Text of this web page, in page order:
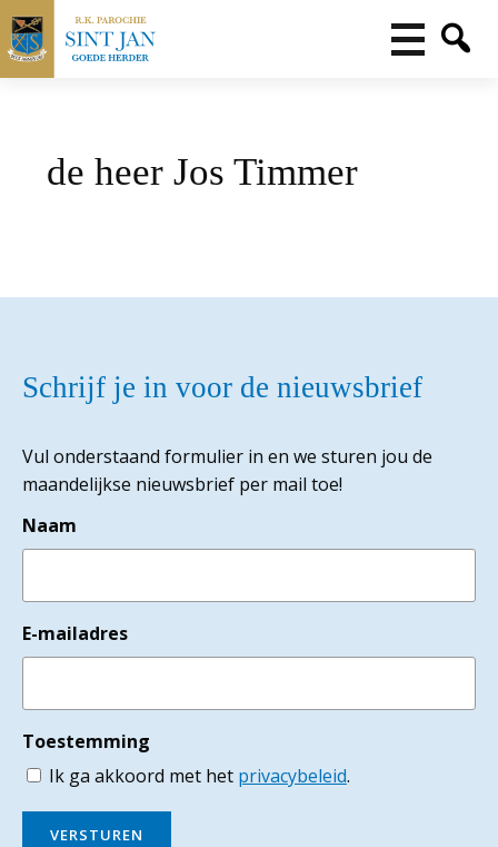
de heer Jos Timmer
Schrijf je in voor de nieuwsbrief
Vul onderstaand formulier in en we sturen jou de
maandelijkse nieuwsbrief per mail toe!
Naam
E-mailadres
Toestemming
Ik ga akkoord met het privacybeleid.
VERSTUREN